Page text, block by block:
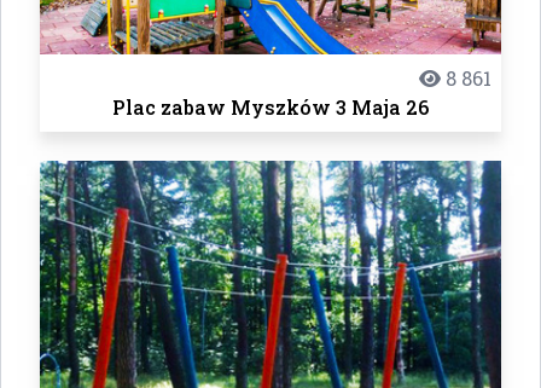
8 861
Plac zabaw Myszków 3 Maja 26